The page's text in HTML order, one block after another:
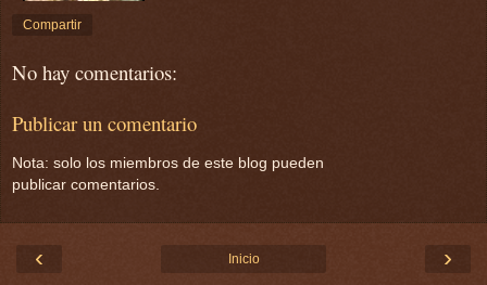
Compartir
No hay comentarios:
Publicar un comentario
Nota: solo los miembros de este blog pueden
publicar comentarios.
‹ ›
Inicio